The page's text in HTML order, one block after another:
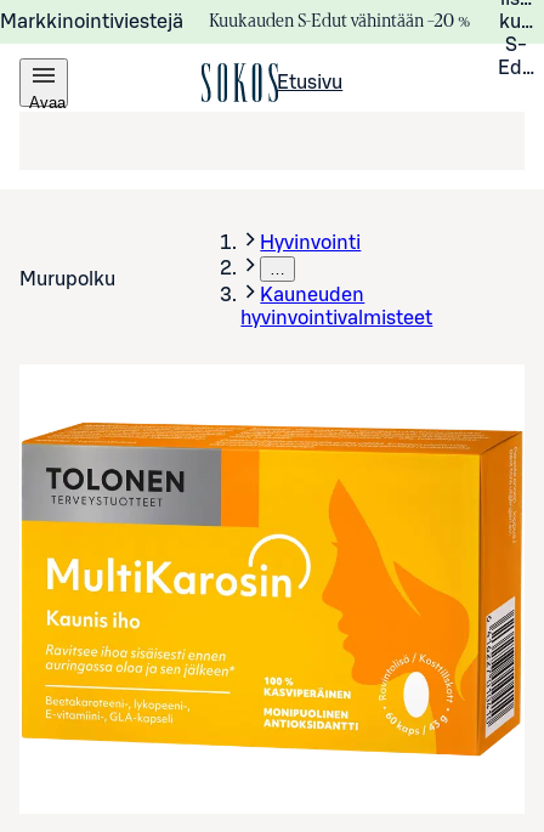
Markkinointiviestejä Kuukauden S-Edut vähintään –20 %
S-
Avaa
Etusivu
Murupolku
Hyvinvointi
…
Kauneuden
hyvinvointivalmisteet
Avaa tuotekuva suurennettuna